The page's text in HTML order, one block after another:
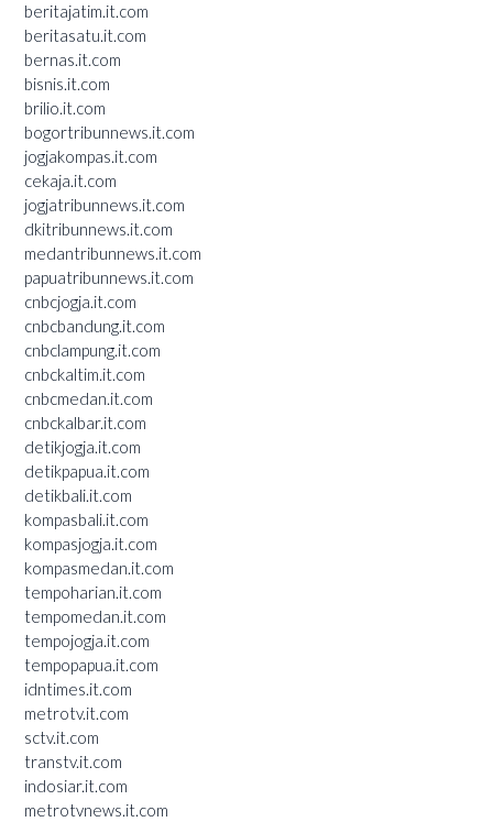
beritajatim.it.com
beritasatu.it.com
bernas.it.com
bisnis.it.com
brilio.it.com
bogortribunnews.it.com
jogjakompas.it.com
cekaja.it.com
jogjatribunnews.it.com
dkitribunnews.it.com
medantribunnews.it.com
papuatribunnews.it.com
cnbcjogja.it.com
cnbcbandung.it.com
cnbclampung.it.com
cnbckaltim.it.com
cnbcmedan.it.com
cnbckalbar.it.com
detikjogja.it.com
detikpapua.it.com
detikbali.it.com
kompasbali.it.com
kompasjogja.it.com
kompasmedan.it.com
tempoharian.it.com
tempomedan.it.com
tempojogja.it.com
tempopapua.it.com
idntimes.it.com
metrotv.it.com
sctv.it.com
transtv.it.com
indosiar.it.com
metrotvnews.it.com